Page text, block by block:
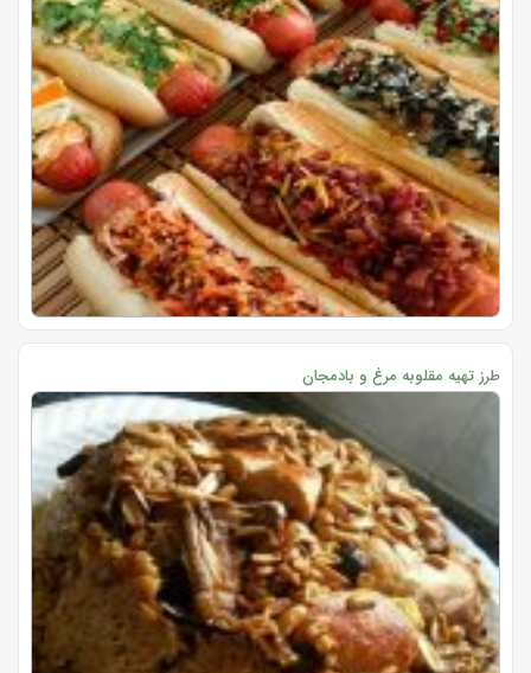
طرز تهیه مقلوبه مرغ و بادمجان